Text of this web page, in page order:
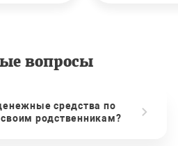
вопросы
средства по
родственникам?